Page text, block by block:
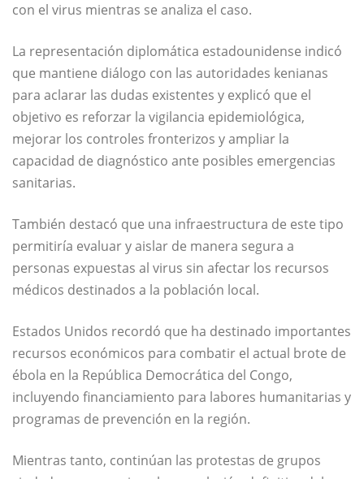
con el virus mientras se analiza el caso.
La representación diplomática estadounidense indicó
que mantiene diálogo con las autoridades kenianas
para aclarar las dudas existentes y explicó que el
objetivo es reforzar la vigilancia epidemiológica,
mejorar los controles fronterizos y ampliar la
capacidad de diagnóstico ante posibles emergencias
sanitarias.
También destacó que una infraestructura de este tipo
permitiría evaluar y aislar de manera segura a
personas expuestas al virus sin afectar los recursos
médicos destinados a la población local.
Estados Unidos recordó que ha destinado importantes
recursos económicos para combatir el actual brote de
ébola en la República Democrática del Congo,
incluyendo financiamiento para labores humanitarias y
programas de prevención en la región.
Mientras tanto, continúan las protestas de grupos